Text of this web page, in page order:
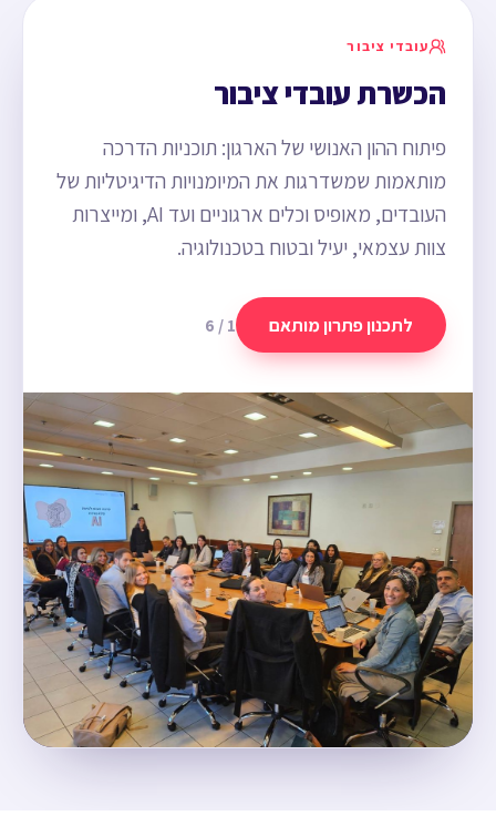
עובדי ציבור
הכשרת עובדי ציבור
פיתוח ההון האנושי של הארגון: תוכניות הדרכה
מותאמות שמשדרגות את המיומנויות הדיגיטליות של
העובדים, מאופיס וכלים ארגוניים ועד AI, ומייצרות
צוות עצמאי, יעיל ובטוח בטכנולוגיה.
לתכנון פתרון מותאם 1 / 6